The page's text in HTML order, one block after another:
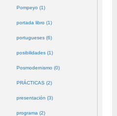
Pompeyo (1)
portada libro (1)
portugueses (6)
posibilidades (1)
Posmodernismo (0)
PRÁCTICAS (2)
presentación (3)
programa (2)